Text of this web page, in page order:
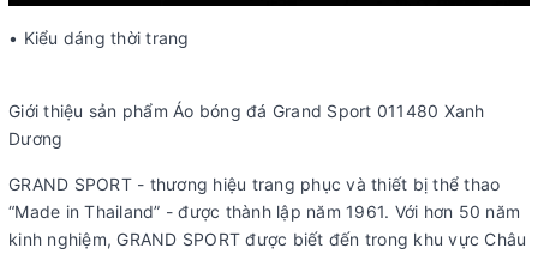
• Kiểu dáng thời trang
Giới thiệu sản phẩm Áo bóng đá Grand Sport 011480 Xanh
Dương
GRAND SPORT - thương hiệu trang phục và thiết bị thể thao
“Made in Thailand” - được thành lập năm 1961. Với hơn 50 năm
kinh nghiệm, GRAND SPORT được biết đến trong khu vực Châu